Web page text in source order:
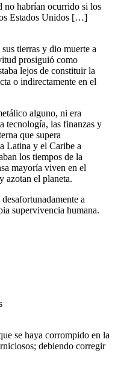
no habrían ocurrido si los
Estados Unidos […]
tierras y dio muerte a
prosiguió como
lejos de constituir la
o indirectamente en el
alguno, ni era
tecnología, las finanzas y
que supera
Latina y el Caribe a
los tiempos de la
mayoría viven en el
azotan el planeta.
a
supervivencia humana.
se haya corrompido en la
debiendo corregir